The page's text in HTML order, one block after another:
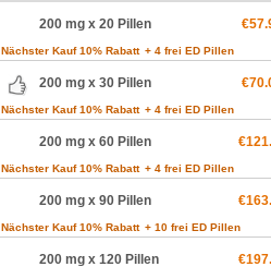
200 mg x 20 Pillen
Nächster Kauf 10% Rabatt + 4 frei ED Pillen
200 mg x 30 Pillen
Nächster Kauf 10% Rabatt + 4 frei ED Pillen
200 mg x 60 Pillen
Nächster Kauf 10% Rabatt + 4 frei ED Pillen
200 mg x 90 Pillen
Nächster Kauf 10% Rabatt + 10 frei ED Pillen
200 mg x 120 Pillen